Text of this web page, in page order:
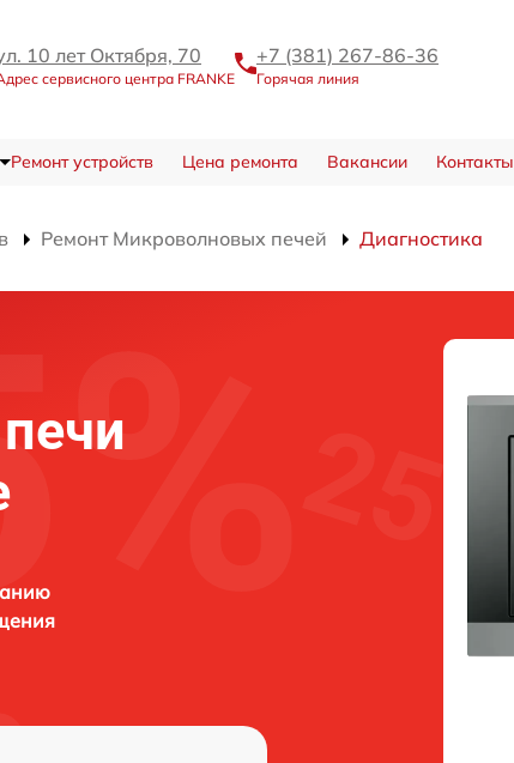
10 лет Октября, 70
сервисного центра FRANKE
+7 (381) 267-86-36
Горячая линия
Ремонт устройств Цена ремонта Вакансии Контакты
Ремонт Микроволновых печей Диагностика